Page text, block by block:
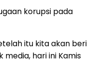
korupsi pada
itu kita akan beri
media, hari ini Kamis